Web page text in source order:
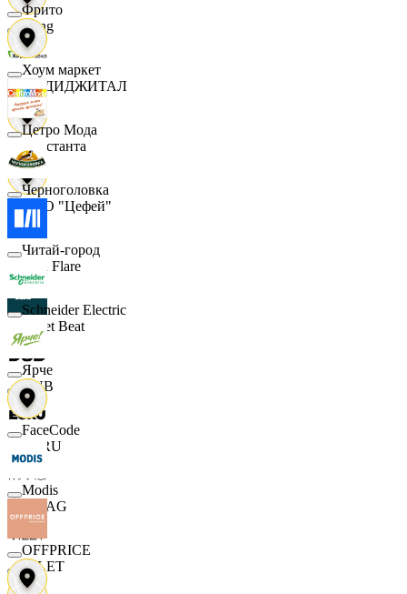
string
X5 ДИДЖИТАЛ
Константа
ООО "Цефей"
Finn Flare
Street Beat
DUB
ECRU
MAAG
VILET
Фрито
Хоум маркет
Цетро Мода
Черноголовка
Читай-город
Schneider Electric
Ярче
FaceCode
Modis
OFFPRICE